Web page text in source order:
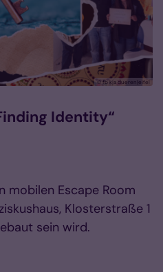
© fb kja dueren|eifel
Identity“
mobilen Escape Room
Klosterstraße 1
sein wird.